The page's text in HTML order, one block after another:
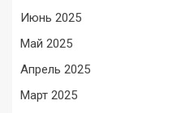
Июнь 2025
Май 2025
Апрель 2025
Март 2025